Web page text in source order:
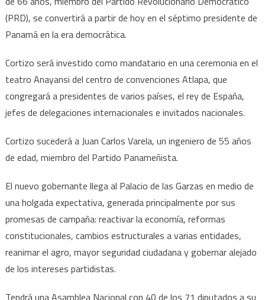
(PRD), se convertirá a partir de hoy en el séptimo presidente de
Panamá en la era democrática.
Cortizo será investido como mandatario en una ceremonia en el
teatro Anayansi del centro de convenciones Atlapa, que
congregará a presidentes de varios países, el rey de España,
jefes de delegaciones internacionales e invitados nacionales.
Cortizo sucederá a Juan Carlos Varela, un ingeniero de 55 años
de edad, miembro del Partido Panameñista.
El nuevo gobernante llega al Palacio de las Garzas en medio de
una holgada expectativa, generada principalmente por sus
promesas de campaña: reactivar la economía, reformas
constitucionales, cambios estructurales a varias entidades,
reanimar el agro, mayor seguridad ciudadana y gobernar alejado
de los intereses partidistas.
Tendrá una Asamblea Nacional con 40 de los 71 diputados a su